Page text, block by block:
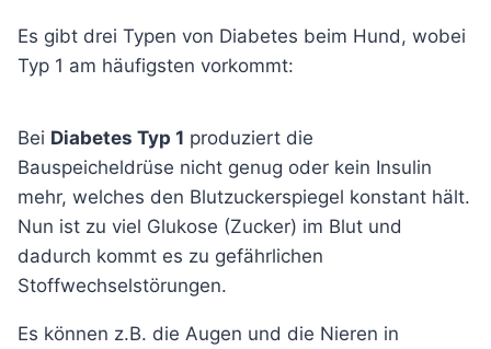
Es gibt drei Typen von Diabetes beim Hund, wobei
Typ 1 am häufigsten vorkommt:
Bei Diabetes Typ 1 produziert die
Bauspeicheldrüse nicht genug oder kein Insulin
mehr, welches den Blutzuckerspiegel konstant hält.
Nun ist zu viel Glukose (Zucker) im Blut und
dadurch kommt es zu gefährlichen
Stoffwechselstörungen.
Es können z.B. die Augen und die Nieren in